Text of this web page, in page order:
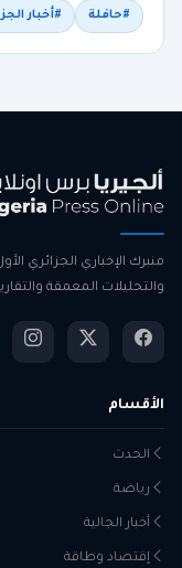
#حافلة #أخبار
منبرك الإخباري الجزائري
والتحليلات المعمقة
الأقسام
الحدث
رياضة
أخبار الجالية
إقتصاد وطاقة